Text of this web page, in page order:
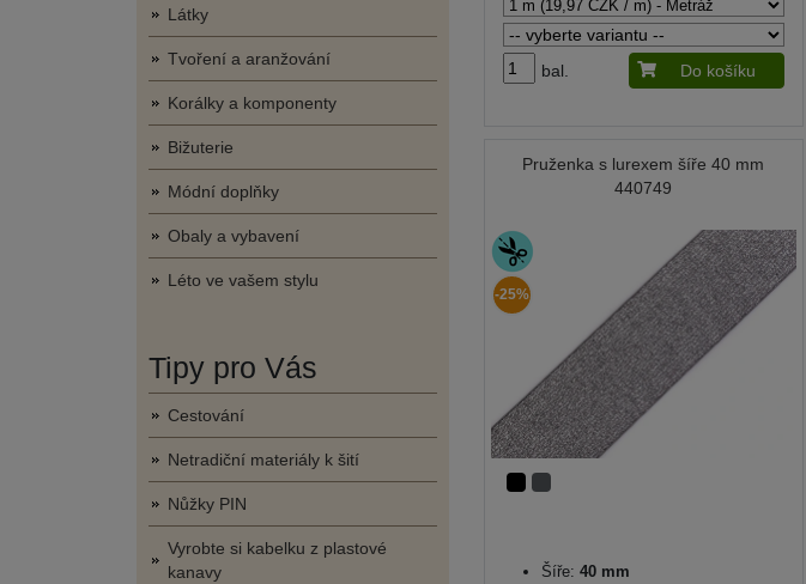
Látky
Tvoření a aranžování
Korálky a komponenty
Bižuterie
Módní doplňky
Obaly a vybavení
Léto ve vašem stylu
Tipy pro Vás
Cestování
Netradiční materiály k šití
Nůžky PIN
Vyrobte si kabelku z plastové
kanavy
bal. Do košíku
Pruženka s lurexem šíře 40 mm
440749
-25%
Šíře: 40 mm